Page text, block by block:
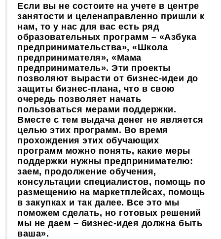
Если вы не состоите на учете в центре
занятости и целенаправленно пришли к
нам, то у нас для вас есть ряд
образовательных программ – «Азбука
предпринимательства», «Школа
предпринимателя», «Мама
предприниматель». Эти проекты
позволяют вырасти от бизнес-идеи до
защиты бизнес-плана, что в свою
очередь позволяет начать
пользоваться мерами поддержки.
Вместе с тем выдача денег не является
целью этих программ. Во время
прохождения этих обучающих
программ можно понять, какие меры
поддержки нужны предпринимателю:
заем, продолжение обучения,
консультации специалистов, помощь по
размещению на маркетплейсах, помощь
в закупках и так далее. Все это мы
поможем сделать, но готовых решений
мы не даем – бизнес-идея должна быть
ваша».